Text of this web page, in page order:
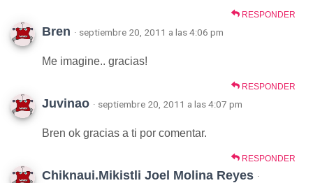
RESPONDER
Bren · septiembre 20, 2011 a las 4:06 pm
Me imagine.. gracias!
RESPONDER
Juvinao · septiembre 20, 2011 a las 4:07 pm
Bren ok gracias a ti por comentar.
RESPONDER
Chiknaui.Mikistli Joel Molina Reyes ·